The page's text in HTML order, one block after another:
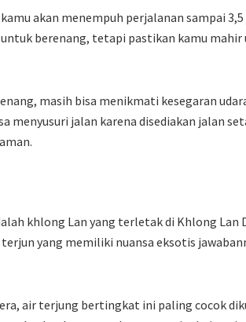
akan menempuh perjalanan sampai
berenang, tetapi pastikan kamu
masih bisa menikmati kesegaran
menyusuri jalan karena disediakan jalan
khlong Lan yang terletak di Khlong Lan
yang memiliki nuansa eksotis
air terjung bertingkat ini paling cocok